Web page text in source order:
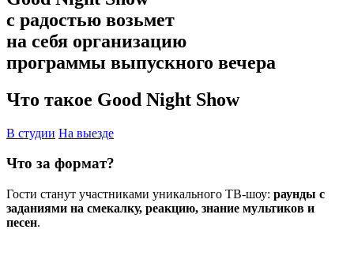
с радостью возьмет
на себя организацию
программы выпускного вечера
Что такое Good Night Show
В студии На выезде
Что за формат?
Гости станут участниками уникального ТВ-шоу: раунды с
заданиями на смекалку, реакцию, знание мультиков и
песен.